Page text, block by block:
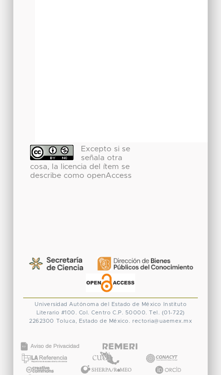
Excepto si se
señala otra
cosa, la licencia del ítem se
describe como openAccess
Universidad Autónoma del Estado de México
Instituto
Literario #100. Col. Centro C.P. 50000. Tel. (01-722)
2262300 Toluca, Estado de México. rectoria@uaemex.mx